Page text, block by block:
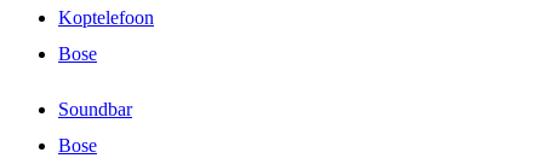
Koptelefoon
Bose
Soundbar
Bose